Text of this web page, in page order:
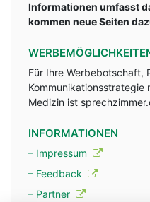
Informationen umfasst
kommen neue Seiten
Für Ihre Werbebotschaft,
Kommunikationsstrategie
Medizin ist
INFORMATIONEN
– Impressum
– Feedback
– Partner